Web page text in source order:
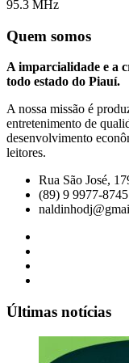
95.3 MHz
Quem somos
A imparcialidade e a
todo estado do Piauí.
A nossa missão é
entretenimento de
desenvolvimento
leitores.
Rua São José,
(89) 9 9977-
Últimas notícias